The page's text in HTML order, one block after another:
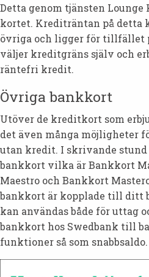
Detta genom tjänsten
kortet. Krediträntan på detta
övriga och ligger för tillfället
väljer kreditgräns själv och
räntefri kredit.
Övriga bankkort
Utöver de kreditkort som
det även många möjligheter
utan kredit. I skrivande
bankkort vilka är Bankkort
Maestro och Bankkort
bankkort är kopplade till ditt
kan användas både för uttag
bankkort hos Swedbank till
funktioner så som snabbsaldo.